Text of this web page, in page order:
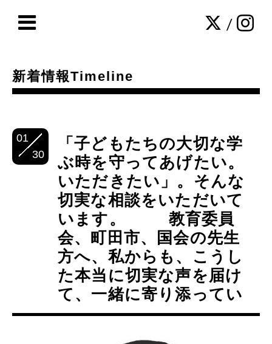
/
新着情報Timeline
01
30
「子どもたちの大切な学
ぶ時を守ってあげたい。
いただきたい」。そんな
切実な相談をいただいて
います。 教育委員
会、町田市、国会の先生
方へ、私からも、こうし
た本当に切実な声を届け
て、一緒に寄り添ってい